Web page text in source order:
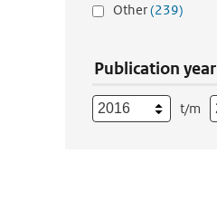
Other(239)
Publication year
t/m